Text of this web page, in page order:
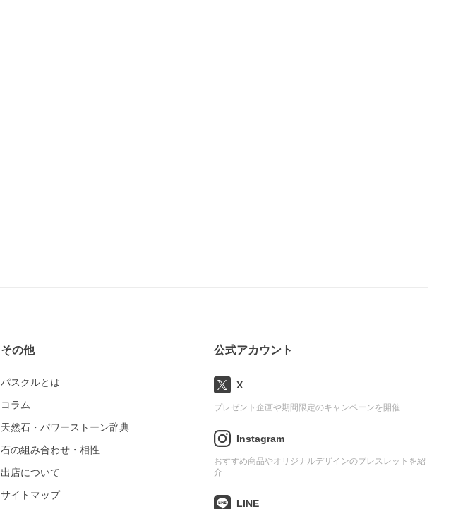
その他
パスクルとは
コラム
天然石・パワーストーン辞典
石の組み合わせ・相性
出店について
サイトマップ
公式アカウント
X
プレゼント企画や期間限定のキャンペーンを開催
Instagram
おすすめ商品やオリジナルデザインのブレスレットを紹
介
LINE